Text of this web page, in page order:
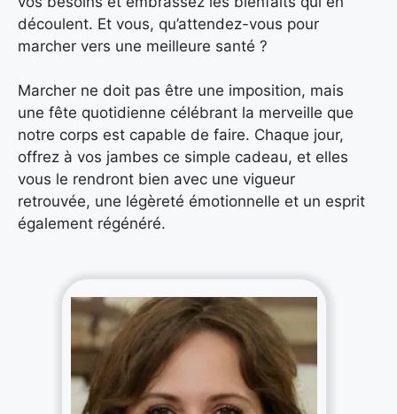
découlent. Et vous, qu’attendez-vous pour
marcher vers une meilleure santé ?
Marcher ne doit pas être une imposition, mais
une fête quotidienne célébrant la merveille que
notre corps est capable de faire. Chaque jour,
offrez à vos jambes ce simple cadeau, et elles
vous le rendront bien avec une vigueur
retrouvée, une légèreté émotionnelle et un esprit
également régénéré.